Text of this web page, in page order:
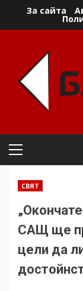
За сайта
Primary
СВЯТ
САЩ ще
цели да